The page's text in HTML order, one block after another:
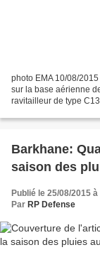
photo EMA 10/08/
sur la base aérienne
ravitailleur de type
Barkhane:
saison des
Publié le 25/08/2015
Par RP Defense